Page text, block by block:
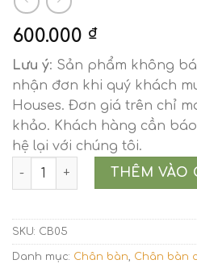
600.000 ₫
Lưu ý: Sản phẩm không
nhận đơn khi quý khách
Houses. Đơn giá trên chỉ
khảo. Khách hàng cần
hệ lại với chúng tôi.
Chân bàn cafe sắt tròn đặc
THÊM VÀO
SKU: CB05
Danh mục: Chân bàn, Chân bàn